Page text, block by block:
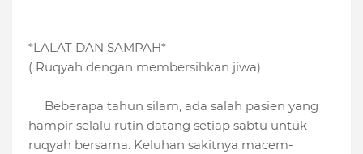
*LALAT DAN SAMPAH*
( Ruqyah dengan membersihkan jiwa)
Beberapa tahun silam, ada salah pasien yang
hampir selalu rutin datang setiap sabtu untuk
ruqyah bersama. Keluhan sakitnya macem-